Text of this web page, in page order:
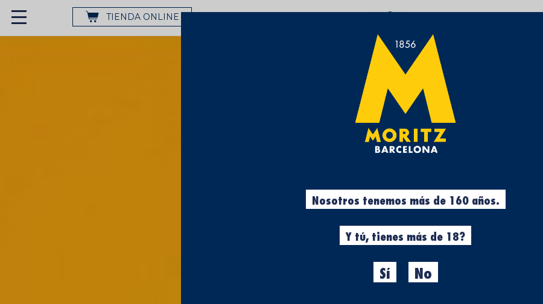
TIENDA ONLINE
Nosotros tenemos más de 160 años.
Y tú, tienes más de 18?
Sí No